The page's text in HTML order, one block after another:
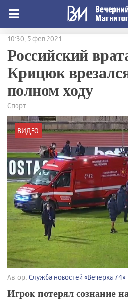
10:30, 5 фев 2021
Российский
Крицюк
полном ходу
Спорт
ВИДЕО
Автор: Служба новостей «Вечерка 74»
Игрок потерял сознание